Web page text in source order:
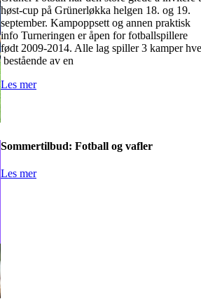
høst-cup på Grünerløkka helgen 18. og 19.
september. Kampoppsett og annen praktisk
info Turneringen er åpen for fotballspillere
født 2009-2014. Alle lag spiller 3 kamper
bestående av en
Les mer
Sommertilbud: Fotball og vafler
Les mer